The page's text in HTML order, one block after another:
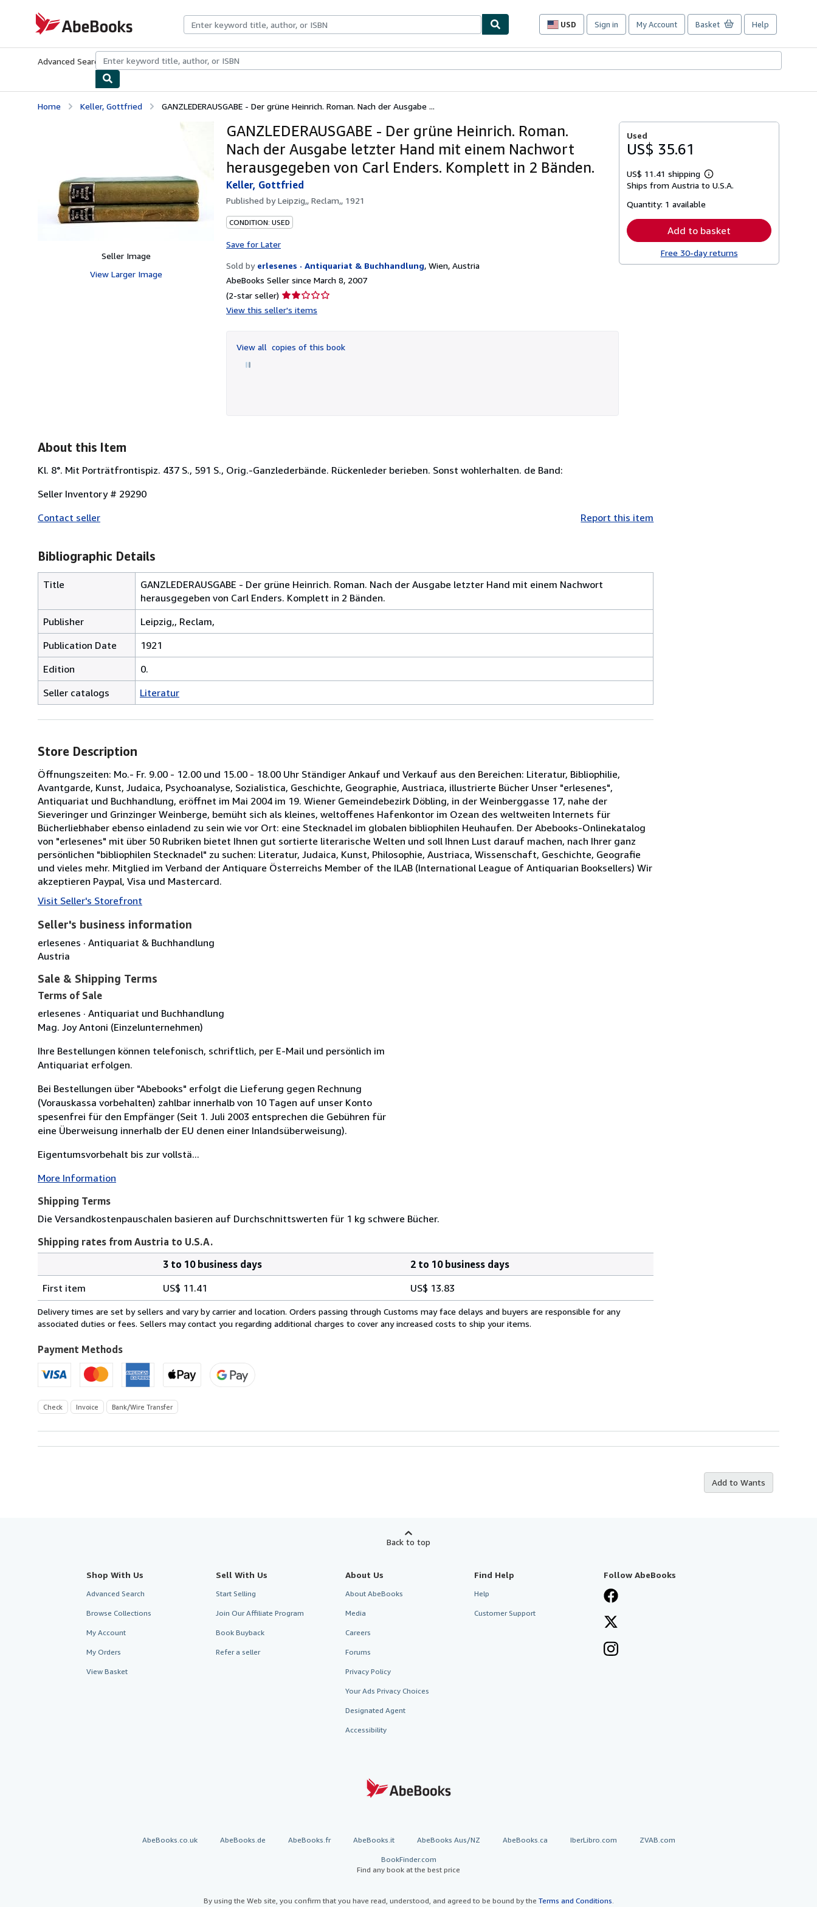
AbeBooks.com
USD
Site
preferences
Sign in My Account Basket Help
Advanced Search Browse CollectionsRare BooksArt & Collectibles
Home Keller, Gottfried GANZLEDERAUSGABE - Der grüne Heinrich. Roman. Nach der Ausgabe ...
Seller Image
View Larger Image
GANZLEDERAUSGABE - Der grüne Heinrich. Roman.
Nach der Ausgabe letzter Hand mit einem Nachwort
herausgegeben von Carl Enders. Komplett in 2 Bänden.
Keller, Gottfried
Published byLeipzig,, Reclam,, 1921
CONDITION: USED
Save for Later
Sold by erlesenes · Antiquariat & Buchhandlung, Wien, Austria
AbeBooks Seller since March 8, 2007
(2-star seller) Seller
rating
of
5
View this seller's items
View all copies of this book
Used
US$ 35.61
US$ 11.41 shipping
Learn
more
Ships from Austria to U.S.A.
Quantity: 1 available
Add to basket
Free 30-day returns
About this Item
Kl. 8°. Mit Porträtfrontispiz. 437 S., 591 S., Orig.-Ganzlederbände. Rückenleder berieben. Sonst wohlerhalten. de Band:
Seller Inventory # 29290
Contact seller
Report this item
Bibliographic Details
Title
GANZLEDERAUSGABE - Der grüne Heinrich. Roman. Nach der Ausgabe letzter Hand mit einem Nachwort
herausgegeben von Carl Enders. Komplett in 2 Bänden.
Publisher
Leipzig,, Reclam,
Publication Date
1921
Edition
0.
Seller catalogs
Literatur
Store Description
Öffnungszeiten: Mo.- Fr. 9.00 - 12.00 und 15.00 - 18.00 Uhr Ständiger Ankauf und Verkauf aus den Bereichen: Literatur, Bibliophilie,
Avantgarde, Kunst, Judaica, Psychoanalyse, Sozialistica, Geschichte, Geographie, Austriaca, illustrierte Bücher Unser "erlesenes",
Antiquariat und Buchhandlung, eröffnet im Mai 2004 im 19. Wiener Gemeindebezirk Döbling, in der Weinberggasse 17, nahe der
Sieveringer und Grinzinger Weinberge, bemüht sich als kleines, weltoffenes Hafenkontor im Ozean des weltweiten Internets für
Bücherliebhaber ebenso einladend zu sein wie vor Ort: eine Stecknadel im globalen bibliophilen Heuhaufen. Der Abebooks-Onlinekatalog
von "erlesenes" mit über 50 Rubriken bietet Ihnen gut sortierte literarische Welten und soll Ihnen Lust darauf machen, nach Ihrer ganz
persönlichen "bibliophilen Stecknadel" zu suchen: Literatur, Judaica, Kunst, Philosophie, Austriaca, Wissenschaft, Geschichte, Geografie
und vieles mehr. Mitglied im Verband der Antiquare Österreichs Member of the ILAB (International League of Antiquarian Booksellers) Wir
akzeptieren Paypal, Visa und Mastercard.
Visit Seller's Storefront
Seller's business information
erlesenes · Antiquariat & Buchhandlung
Austria
Sale & Shipping Terms
Terms of Sale
erlesenes · Antiquariat und Buchhandlung
Mag. Joy Antoni (Einzelunternehmen)
Ihre Bestellungen können telefonisch, schriftlich, per E-Mail und persönlich im
Antiquariat erfolgen.
Bei Bestellungen über "Abebooks" erfolgt die Lieferung gegen Rechnung
(Vorauskassa vorbehalten) zahlbar innerhalb von 10 Tagen auf unser Konto
spesenfrei für den Empfänger (Seit 1. Juli 2003 entsprechen die Gebühren für
eine Überweisung innerhalb der EU denen einer Inlandsüberweisung).
Eigentumsvorbehalt bis zur vollstä...
More Information
Shipping Terms
Die Versandkostenpauschalen basieren auf Durchschnittswerten für 1 kg schwere Bücher.
Shipping rates from Austria to U.S.A.
rates
from
Austria
U.S.A.
3 to 10 business days
2 to 10 business days
First item
US$ 11.41 US$ 13.83
Delivery times are set by sellers and vary by carrier and location. Orders passing through Customs may face delays and buyers are responsible for any
associated duties or fees. Sellers may contact you regarding additional charges to cover any increased costs to ship your items.
Payment Methods
Check Invoice Bank/Wire Transfer
Add to Wants
Back to top
Shop With Us
Advanced Search
Browse Collections
My Account
My Orders
View Basket
Sell With Us
Start Selling
Join Our Affiliate Program
Book Buyback
Refer a seller
About Us
About AbeBooks
Media
Careers
Forums
Privacy Policy
Your Ads Privacy Choices
Designated Agent
Accessibility
Find Help
Help
Customer Support
Follow AbeBooks
AbeBooks.co.uk AbeBooks.de AbeBooks.fr AbeBooks.it AbeBooks Aus/NZ AbeBooks.ca IberLibro.com ZVAB.com
BookFinder.com
Find any book at the best price
By using the Web site, you confirm that you have read, understood, and agreed to be bound by the Terms and Conditions